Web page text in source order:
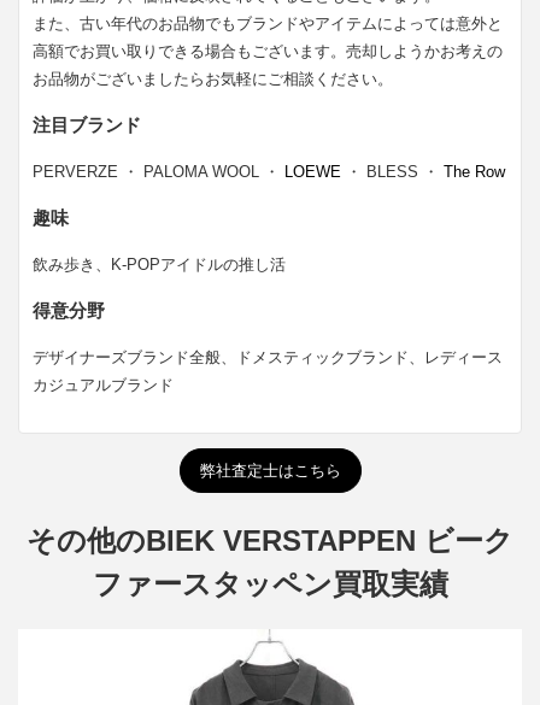
また、古い年代のお品物でもブランドやアイテムによっては意外と
高額でお買い取りできる場合もございます。売却しようかお考えの
お品物がございましたらお気軽にご相談ください。
注目ブランド
PERVERZE ・ PALOMA WOOL ・ LOEWE ・ BLESS ・The Row
趣味
飲み歩き、K-POPアイドルの推し活
得意分野
デザイナーズブランド全般、ドメスティックブランド、レディース
カジュアルブランド
弊社査定士はこちら
その他のBIEK VERSTAPPEN ビーク
ファースタッペン買取実績